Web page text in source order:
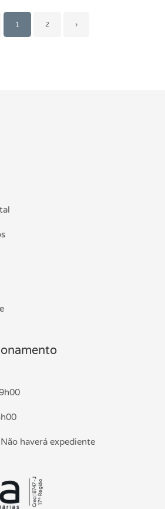
1 2 ›
Não haverá expediente